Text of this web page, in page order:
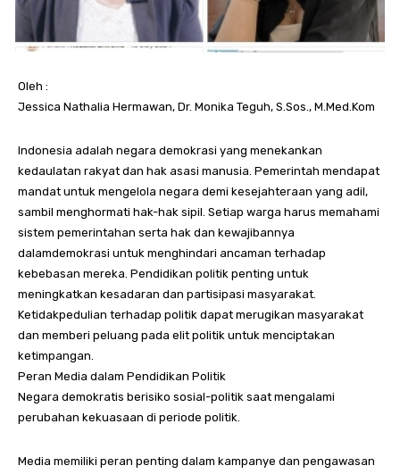
Oleh :
Jessica Nathalia Hermawan, Dr. Monika Teguh, S.Sos., M.Med.Kom
Indonesia adalah negara demokrasi yang menekankan
kedaulatan rakyat dan hak asasi manusia. Pemerintah mendapat
mandat untuk mengelola negara demi kesejahteraan yang adil,
sambil menghormati hak-hak sipil. Setiap warga harus memahami
sistem pemerintahan serta hak dan kewajibannya
dalamdemokrasi untuk menghindari ancaman terhadap
kebebasan mereka. Pendidikan politik penting untuk
meningkatkan kesadaran dan partisipasi masyarakat.
Ketidakpedulian terhadap politik dapat merugikan masyarakat
dan memberi peluang pada elit politik untuk menciptakan
ketimpangan.
Peran Media dalam Pendidikan Politik
Negara demokratis berisiko sosial-politik saat mengalami
perubahan kekuasaan di periode politik.
Media memiliki peran penting dalam kampanye dan pengawasan